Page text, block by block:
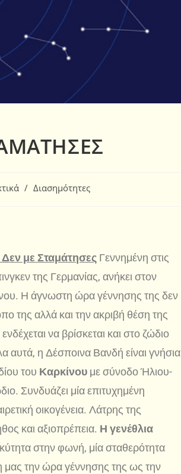
/ Διασημότητες
με Σταμάτησες Γεννημένη στις
της Γερμανίας, ανήκει στον
Η άγνωστη ώρα γέννησης της δεν
της αλλά και την ακριβή θέση της
να βρίσκεται και στο ζώδιο
αυτά, η Δέσποινα Βανδή είναι γνήσια
του Καρκίνου με σύνοδο Ήλιου-
Συνδυάζει μία επιτυχημένη
οικογένεια. Λάτρης της
και αξιοπρέπεια. Η γενέθλια
στην φωνή, μία σταθερότητα
μας την ώρα γέννησης της ως την